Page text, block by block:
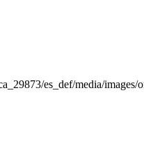
es_def/media/images/